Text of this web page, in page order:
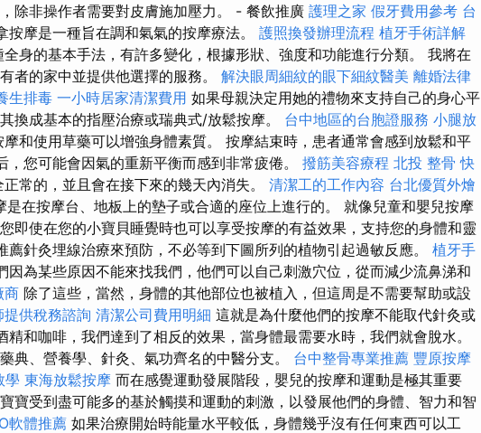
除非操作者需要對皮膚施加壓力。 - 餐飲推廣 護理之家 假牙費用參考 台
按摩是一種旨在調和氣氣的按摩療法。 護照換發辦理流程 植牙手術詳解
身的基本手法，有許多變化，根據形狀、強度和功能進行分類。 我將在
者的家中並提供他選擇的服務。 解決眼周細紋的眼下細紋醫美 離婚法律
生排毒 一小時居家清潔費用 如果母親決定用她的禮物來支持自己的身心平
換成基本的指壓治療或瑞典式/放鬆按摩。 台中地區的台胞證服務 小腿放
和使用草藥可以增強身體素質。 按摩結束時，患者通常會感到放鬆和平
，您可能會因氣的重新平衡而感到非常疲倦。 撥筋美容療程 北投 整骨 快
常的，並且會在接下來的幾天內消失。 清潔工的工作內容 台北優質外燴
是在按摩台、地板上的墊子或合適的座位上進行的。 就像兒童和嬰兒按摩
即使在您的小寶貝睡覺時也可以享受按摩的有益效果，支持您的身體和靈
薦針灸埋線治療來預防，不必等到下圖所列的植物引起過敏反應。 植牙手
因為某些原因不能來找我們，他們可以自己刺激穴位，從而減少流鼻涕和
商 除了這些，當然，身體的其他部位也被植入，但這周是不需要幫助或設
供稅務諮詢 清潔公司費用明細 這就是為什麼他們的按摩不能取代針灸或
精和咖啡，我們達到了相反的效果，當身體最需要水時，我們就會脫水。
典、營養學、針灸、氣功齊名的中醫分支。 台中整骨專業推薦 豐原按摩
學 東海放鬆按摩 而在感覺運動發展階段，嬰兒的按摩和運動是極其重要
寶受到盡可能多的基於觸摸和運動的刺激，以發展他們的身體、智力和智
軟體推薦 如果治療開始時能量水平較低，身體幾乎沒有任何東西可以工